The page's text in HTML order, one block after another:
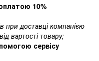
10%
при доставці компанією
вартості товару;
сервісу